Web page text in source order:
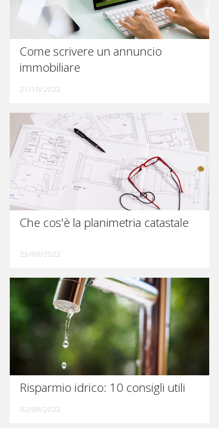
Come scrivere un annuncio
immobiliare
21/10/2022
Che cos'è la planimetria catastale
23/09/2022
Risparmio idrico: 10 consigli utili
02/09/2022